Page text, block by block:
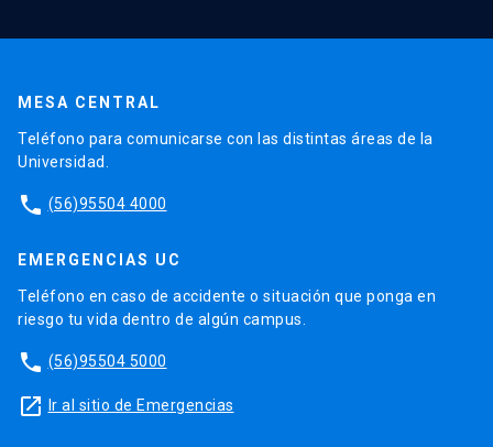
MESA CENTRAL
Teléfono para comunicarse con las distintas áreas de la
Universidad.
phone (56)95504 4000
EMERGENCIAS UC
Teléfono en caso de accidente o situación que ponga en
riesgo tu vida dentro de algún campus.
phone (56)95504 5000
launch Ir al sitio de Emergencias